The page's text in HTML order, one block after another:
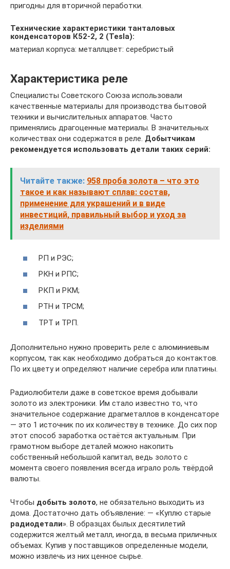
пригодны для вторичной пеработки.
Технические характеристики танталовых
конденсаторов К52-2, 2 (Tesla):
материал корпуса: металлцвет: серебристый
Характеристика реле
Специалисты Советского Союза использовали
качественные материалы для производства бытовой
техники и вычислительных аппаратов. Часто
применялись драгоценные материалы. В значительных
количествах они содержатся в реле. Добытчикам
рекомендуется использовать детали таких серий:
Читайте также: 958 проба золота – что это
такое и как называют сплав: состав,
применение для украшений и в виде
инвестиций, правильный выбор и уход за
изделиями
РП и РЭС;
РКН и РПС;
РКП и РКМ;
РТН и ТРСМ;
ТРТ и ТРП.
Дополнительно нужно проверить реле с алюминиевым
корпусом, так как необходимо добраться до контактов.
По их цвету и определяют наличие серебра или платины.
Радиолюбители даже в советское время добывали
золото из электроники. Им стало известно то, что
значительное содержание драгметаллов в конденсаторе
— это 1 источник по их количеству в технике. До сих пор
этот способ заработка остаётся актуальным. При
грамотном выборе деталей можно накопить
собственный небольшой капитал, ведь золото с
момента своего появления всегда играло роль твёрдой
валюты.
Чтобы добыть золото, не обязательно выходить из
дома. Достаточно дать объявление: — «Куплю старые
радиодетали». В образцах былых десятилетий
содержится желтый металл, иногда, в весьма приличных
объемах. Купив у поставщиков определенные модели,
можно извлечь из них ценное сырье.